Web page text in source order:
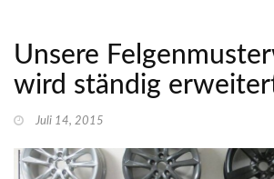
Unsere
wird ständig
Juli 14, 2015